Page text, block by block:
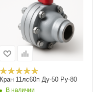
Кран 11лс60п Ду-50 Ру-80
В наличии